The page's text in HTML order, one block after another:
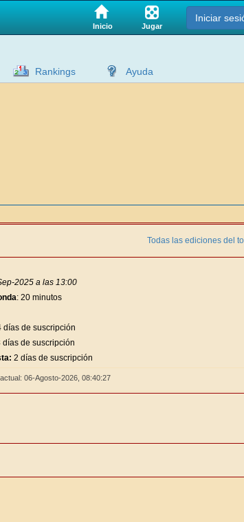
Inicio Jugar
Iniciar
Rankings Ayuda
Todas las ediciones del
2025 a las 13:00
: 20 minutos
días de suscripción
días de suscripción
2 días de suscripción
06-Agosto-2026, 08:40:27